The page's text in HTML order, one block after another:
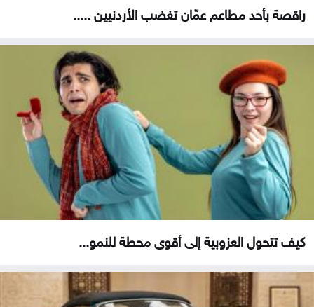
راقصة بأحد مطاعم عمّان تغضب الأردنيين .....
كيف تتحول العزوبية إلى أقوى محطة للنمو...